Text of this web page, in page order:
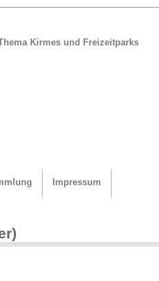
Kirmes und Freizeitparks
Impressum